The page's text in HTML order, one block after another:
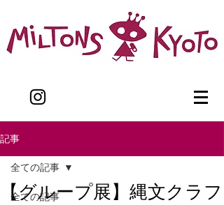
記事
全ての記事
全ての記事
【グループ展】縄文クラフ